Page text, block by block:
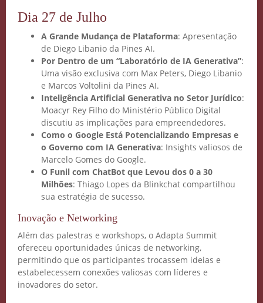
Dia 27 de Julho
A Grande Mudança de Plataforma: Apresentação
de Diego Libanio da Pines AI.
Por Dentro de um “Laboratório de IA Generativa”:
Uma visão exclusiva com Max Peters, Diego Libanio
e Marcos Voltolini da Pines AI.
Inteligência Artificial Generativa no Setor Jurídico:
Moacyr Rey Filho do Ministério Público Digital
discutiu as implicações para empreendedores.
Como o Google Está Potencializando Empresas e
o Governo com IA Generativa: Insights valiosos de
Marcelo Gomes do Google.
O Funil com ChatBot que Levou dos 0 a 30
Milhões: Thiago Lopes da Blinkchat compartilhou
sua estratégia de sucesso.
Inovação e Networking
Além das palestras e workshops, o Adapta Summit
ofereceu oportunidades únicas de networking,
permitindo que os participantes trocassem ideias e
estabelecessem conexões valiosas com líderes e
inovadores do setor.
Crie seu Avatar com
Inteligência Artificial
Vidgenie
COMECE GRÁTIS